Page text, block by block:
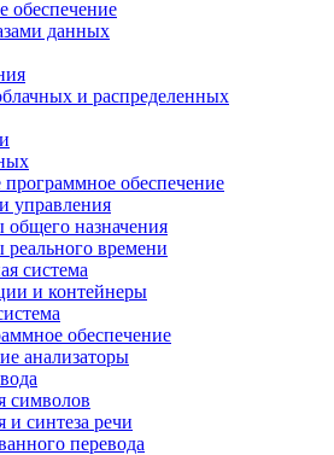
обеспечение
данных
и распределенных
обеспечение
управления
назначения
времени
система
и контейнеры
обеспечение
анализаторы
символов
и синтеза речи
перевода